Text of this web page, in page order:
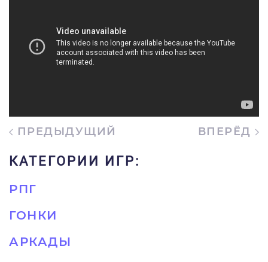
ПРЕДЫДУЩИЙ ВПЕРЁД
КАТЕГОРИИ ИГР:
РПГ
ГОНКИ
АРКАДЫ